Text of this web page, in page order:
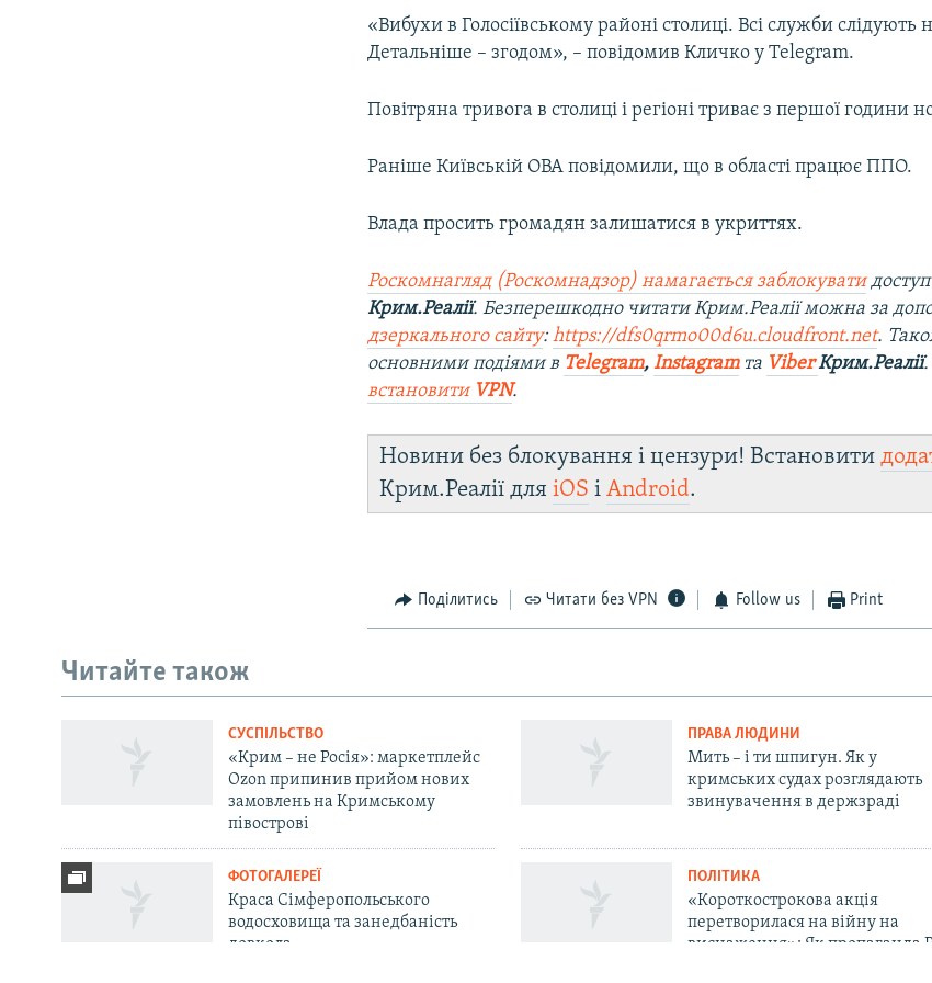
Qırımtatar
Усі сайти RFE/RL
«Вибухи в Голосіївському районі столиці. Всі служби слідують
Детальніше – згодом», – повідомив Кличко у Telegram.
Повітряна тривога в столиці і регіоні триває з першої години
Раніше Київській ОВА повідомили, що в області працює ППО.
Влада просить громадян залишатися в укриттях.
Роскомнагляд (Роскомнадзор) намагається заблокувати
Крим.Реалії. Безперешкодно читати Крим.Реалії можна за
дзеркального сайту:https://dfs0qrmo00d6u.cloudfront.net.
основними подіями в Telegram,Instagramта ViberКрим.Реалії.
встановити VPN.
Новини без блокування і цензури! Встановити
Крим.Реалії дляiOS іAndroid.
Поділитись Читати без VPN Follow us Print
Читайте також
СУСПІЛЬСТВО
«Крим – не Росія»: маркетплейс
Ozon припинив прийом нових
замовлень на Кримському
півострові
ПРАВА ЛЮДИНИ
Мить – і ти шпигун. Як у
кримських судах розглядають
звинувачення в держзраді
ФОТОГАЛЕРЕЇ
Краса Сімферопольського
водосховища та занедбаність
довкола
ПОЛІТИКА
«Короткострокова акція
перетворилася на війну на
виснаження»: Як пропаганда